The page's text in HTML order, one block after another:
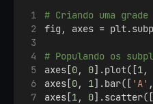
# Criando uma
fig, axes =
# Populando os
axes[0, 0].plot([1,
axes[0, 1].bar([ 'A' ,
axes[1, 0].scatter([